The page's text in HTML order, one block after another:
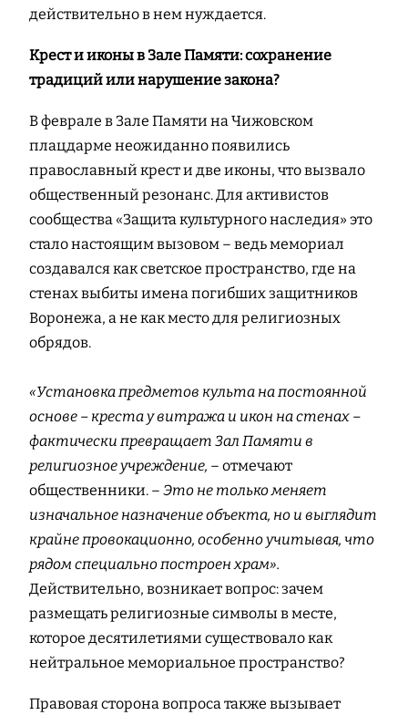
действительно в нем нуждается.
Крест и иконы в Зале Памяти: сохранение
традиций или нарушение закона?
В феврале в Зале Памяти на Чижовском
плацдарме неожиданно появились
православный крест и две иконы, что вызвало
общественный резонанс. Для активистов
сообщества «Защита культурного наследия» это
стало настоящим вызовом – ведь мемориал
создавался как светское пространство, где на
стенах выбиты имена погибших защитников
Воронежа, а не как место для религиозных
обрядов.
«Установка предметов культа на постоянной
основе – креста у витража и икон на стенах –
фактически превращает Зал Памяти в
религиозное учреждение, – отмечают
общественники. – Это не только меняет
изначальное назначение объекта, но и выглядит
крайне провокационно, особенно учитывая, что
рядом специально построен храм».
Действительно, возникает вопрос: зачем
размещать религиозные символы в месте,
которое десятилетиями существовало как
нейтральное мемориальное пространство?
Правовая сторона вопроса также вызывает